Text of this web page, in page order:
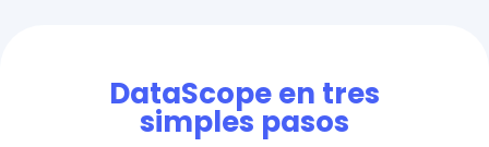
DataScope en tres
simples pasos